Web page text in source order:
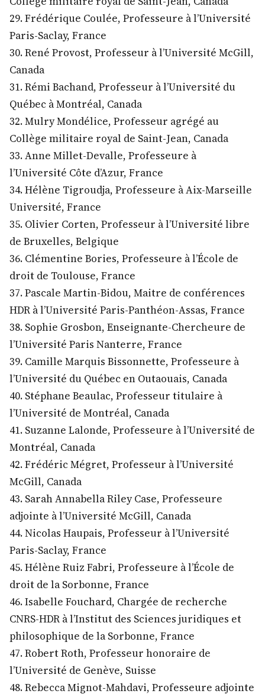
29. Frédérique Coulée, Professeure à l’Université
Paris-Saclay, France
30. René Provost, Professeur à l’Université McGill,
Canada
31. Rémi Bachand, Professeur à l’Université du
Québec à Montréal, Canada
32. Mulry Mondélice, Professeur agrégé au
Collège militaire royal de Saint-Jean, Canada
33. Anne Millet-Devalle, Professeure à
l’Université Côte d’Azur, France
34. Hélène Tigroudja, Professeure à Aix-Marseille
Université, France
35. Olivier Corten, Professeur à l’Université libre
de Bruxelles, Belgique
36. Clémentine Bories, Professeure à l’École de
droit de Toulouse, France
37. Pascale Martin-Bidou, Maitre de conférences
HDR à l’Université Paris-Panthéon-Assas, France
38. Sophie Grosbon, Enseignante-Chercheure de
l’Université Paris Nanterre, France
39. Camille Marquis Bissonnette, Professeure à
l’Université du Québec en Outaouais, Canada
40. Stéphane Beaulac, Professeur titulaire à
l’Université de Montréal, Canada
41. Suzanne Lalonde, Professeure à l’Université de
Montréal, Canada
42. Frédéric Mégret, Professeur à l’Université
McGill, Canada
43. Sarah Annabella Riley Case, Professeure
adjointe à l’Université McGill, Canada
44. Nicolas Haupais, Professeur à l’Université
Paris-Saclay, France
45. Hélène Ruiz Fabri, Professeure à l’École de
droit de la Sorbonne, France
46. Isabelle Fouchard, Chargée de recherche
CNRS-HDR à l’Institut des Sciences juridiques et
philosophique de la Sorbonne, France
47. Robert Roth, Professeur honoraire de
l’Université de Genève, Suisse
48. Rebecca Mignot-Mahdavi, Professeure adjointe